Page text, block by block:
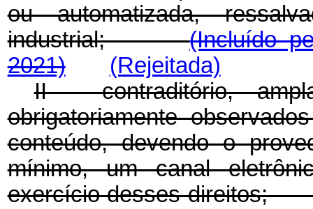
ou automatizada,
industrial;(Incluído
2021)
(Rejeitada)
II - contraditório,
obrigatoriamente
conteúdo, devendo o
mínimo, um canal
exercício desses